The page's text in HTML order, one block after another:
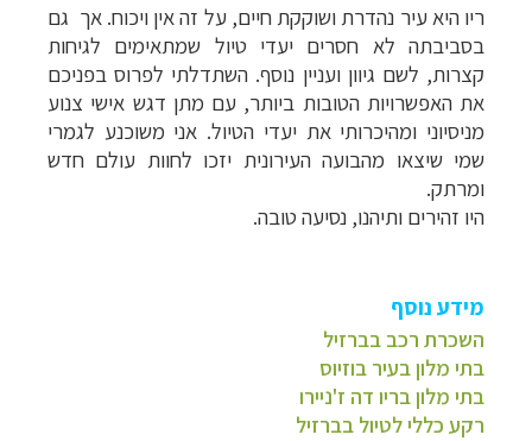
ריו היא עיר נהדרת ושוקקת חיים, על זה אין ויכוח. אך גם
בסביבתה לא חסרים יעדי טיול שמתאימים לגיחות
קצרות, לשם גיוון ועניין נוסף. השתדלתי לפרוס בפניכם
את האפשרויות הטובות ביותר, עם מתן דגש אישי צנוע
מניסיוני ומהיכרותי את יעדי הטיול. אני משוכנע לגמרי
שמי שיצאו מהבועה העירונית יזכו לחוות עולם חדש
ומרתק.
היו זהירים ותיהנו, נסיעה טובה.
מידע נוסף
השכרת רכב בברזיל
בתי מלון בעיר בוזיוס
בתי מלון בריו דה ז'ניירו
רקע כללי לטיול בברזיל